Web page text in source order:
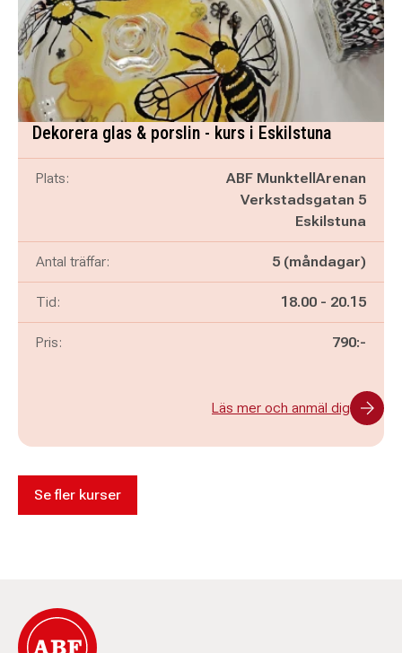
Dekorera glas & porslin - kurs i Eskilstuna
Plats:
ABF MunktellArenan
Verkstadsgatan 5
Eskilstuna
Antal träffar: 5 (måndagar)
Tid: Pågår mellan
18.00 - och
20.15
Pris: 790:-
Läs mer och anmäl dig
Se fler kurser